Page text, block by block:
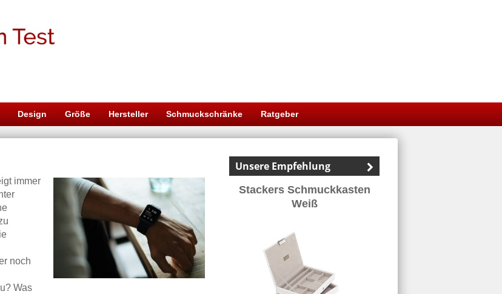
Design Größe Hersteller Schmuckschränke Ratgeber
immer
noch
Was
Unsere Empfehlung
Stackers Schmuckkasten
Weiß